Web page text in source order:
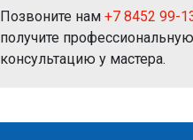
Позвоните нам +7 8452 99-
получите профессиональную
консультацию у мастера.